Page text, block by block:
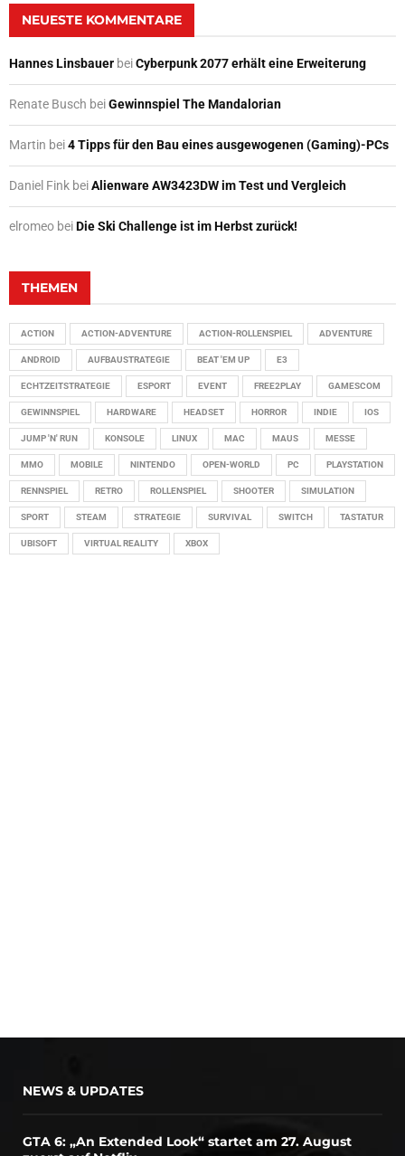
NEUESTE KOMMENTARE
Hannes Linsbauer beiCyberpunk 2077 erhält eine Erweiterung
Renate Busch beiGewinnspiel The Mandalorian
Martin bei4 Tipps für den Bau eines ausgewogenen (Gaming)-PCs
Daniel Fink beiAlienware AW3423DW im Test und Vergleich
elromeo beiDie Ski Challenge ist im Herbst zurück!
THEMEN
ACTION ACTION-ADVENTURE ACTION-ROLLENSPIEL ADVENTURE
ANDROID AUFBAUSTRATEGIE BEAT 'EM UP E3
ECHTZEITSTRATEGIE ESPORT EVENT FREE2PLAY GAMESCOM
GEWINNSPIEL HARDWARE HEADSET HORROR INDIE IOS
JUMP 'N' RUN KONSOLE LINUX MAC MAUS MESSE
MMO MOBILE NINTENDO OPEN-WORLD PC PLAYSTATION
RENNSPIEL RETRO ROLLENSPIEL SHOOTER SIMULATION
SPORT STEAM STRATEGIE SURVIVAL SWITCH TASTATUR
UBISOFT VIRTUAL REALITY XBOX
NEWS & UPDATES
GTA 6: „An Extended Look“ startet am 27. August